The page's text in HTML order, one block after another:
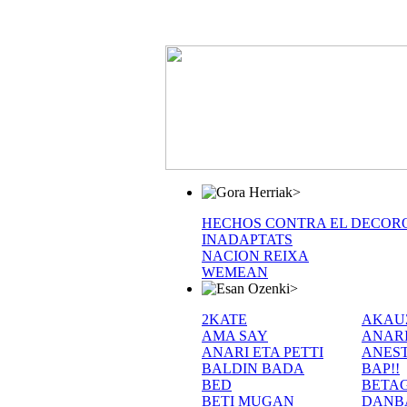
>
HECHOS CONTRA EL
INADAPTATS
NACION REIXA
WEMEAN
>
2KATE
AMA SAY
ANARI ETA PETTI
BALDIN BADA
BAP!!
BED
BETI MUGAN